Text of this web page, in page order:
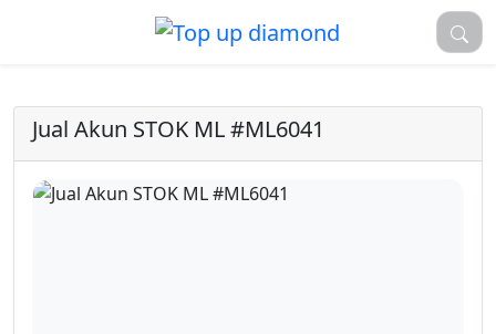
Jual Akun STOK ML #ML6041